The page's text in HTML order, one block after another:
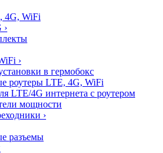
4G, WiFi
›
›
в гермобокс
роутеры LTE, 4G, WiFi
LTE/4G интернета с роутером
мощности
›
разъемы